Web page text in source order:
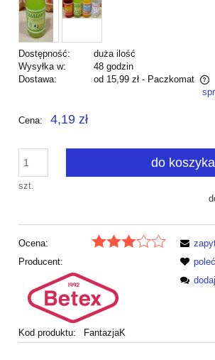
Dostępność:
duża ilość
Wysyłka w:
48 godzin
Dostawa:
od 15,99 zł - Paczkomat
Cena nie zawiera ewentualnych kosztów
Cena: 4,19 zł
szt.
do koszyka
Ocena:
Producent:
Kod produktu: FantazjaK